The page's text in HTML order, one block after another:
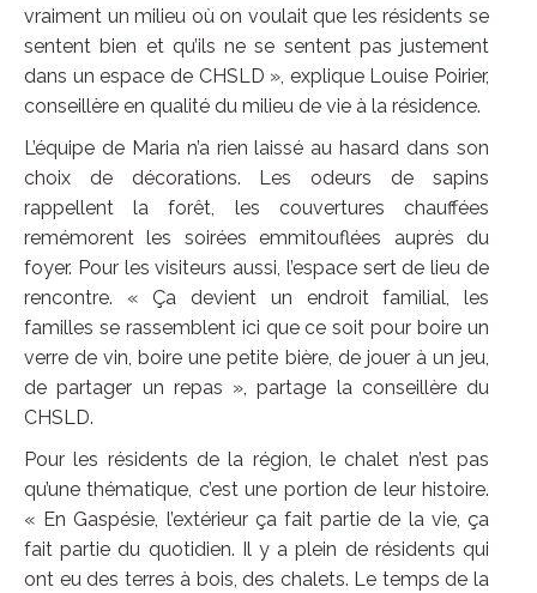
vraiment un milieu où on voulait que les résidents se
sentent bien et qu’ils ne se sentent pas justement
dans un espace de CHSLD », explique Louise Poirier,
conseillère en qualité du milieu de vie à la résidence.
L’équipe de Maria n’a rien laissé au hasard dans son
choix de décorations. Les odeurs de sapins
rappellent la forêt, les couvertures chauffées
remémorent les soirées emmitouflées auprès du
foyer. Pour les visiteurs aussi, l’espace sert de lieu de
rencontre. « Ça devient un endroit familial, les
familles se rassemblent ici que ce soit pour boire un
verre de vin, boire une petite bière, de jouer à un jeu,
de partager un repas », partage la conseillère du
CHSLD.
Pour les résidents de la région, le chalet n’est pas
qu’une thématique, c’est une portion de leur histoire.
« En Gaspésie, l’extérieur ça fait partie de la vie, ça
fait partie du quotidien. Il y a plein de résidents qui
ont eu des terres à bois, des chalets. Le temps de la